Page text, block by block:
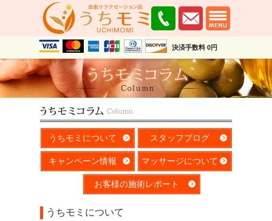
決済手数料 0円
うちモミについて スタッフブログ
キャンペーン情報 マッサージについて
お客様の施術レポート
うちモミについて